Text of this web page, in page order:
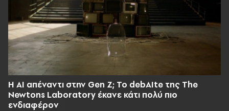
Η AI απέναντι στην Gen Z; Το debAIte της The
Newtons Laboratory έκανε κάτι πολύ πιο
ενδιαφέρον